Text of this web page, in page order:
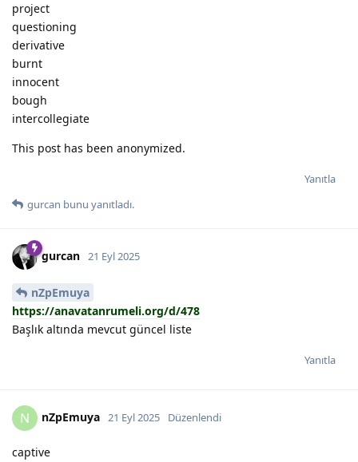
project
questioning
derivative
burnt
innocent
bough
intercollegiate
This post has been anonymized.
Yanıtla
gurcan bunu yanıtladı.
gurcan 21 Eyl 2025
nZpEmuya
https://anavatanrumeli.org/d/478
Başlık altında mevcut güncel liste
Yanıtla
N nZpEmuya 21 Eyl 2025 Düzenlendi
captive